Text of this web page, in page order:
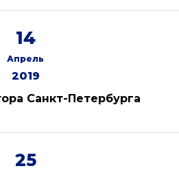
14
Апрель
2019
Санкт-Петербурга
25